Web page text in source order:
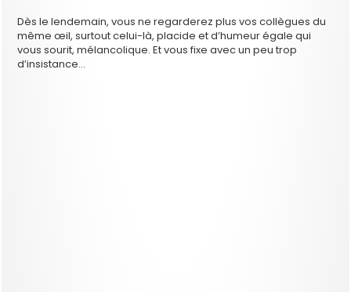
Dès le lendemain, vous ne regarderez plus vos collègues du
même œil, surtout celui-là, placide et d’humeur égale qui
vous sourit, mélancolique. Et vous fixe avec un peu trop
d’insistance…